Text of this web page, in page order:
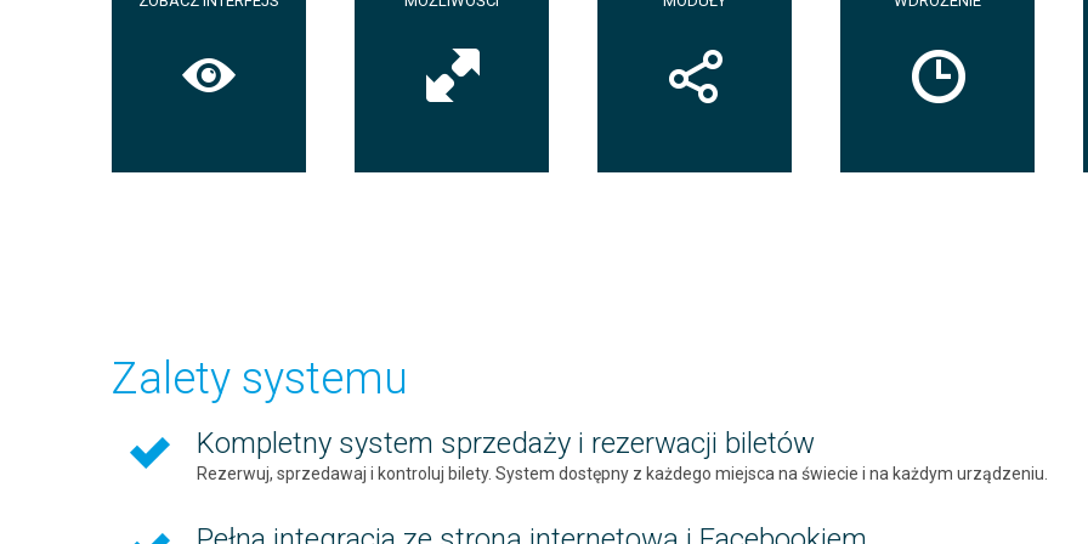
Zalety systemu
Kompletny system sprzedaży i rezerwacji biletów
Rezerwuj, sprzedawaj i kontroluj bilety. System dostępny z każdego miejsca na świecie i na każdym urządzeniu.